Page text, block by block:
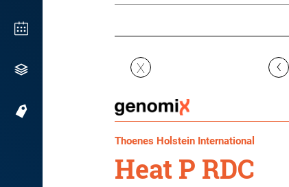
X ‹
Thoenes Holstein International
Heat P RDC